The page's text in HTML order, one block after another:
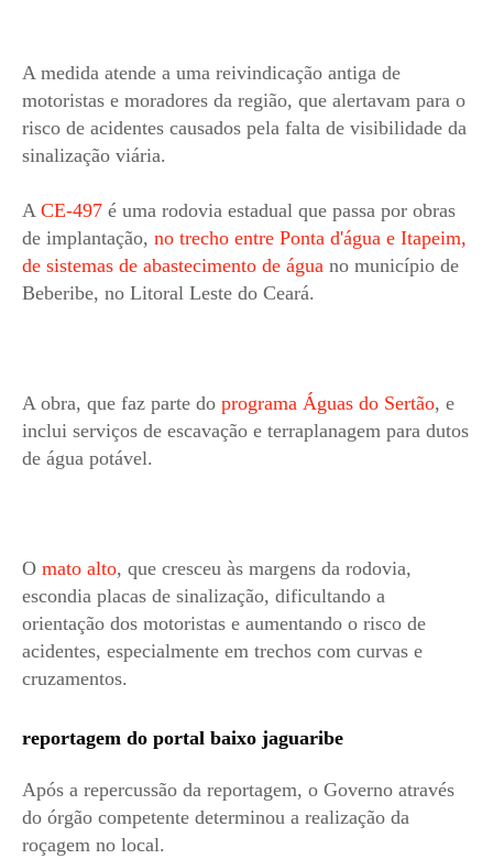
A medida atende a uma reivindicação antiga de
motoristas e moradores da região, que alertavam para o
risco de acidentes causados pela falta de visibilidade da
sinalização viária.
A CE-497 é uma rodovia estadual que passa por obras
de implantação, no trecho entre Ponta d'água e Itapeim,
de sistemas de abastecimento de água no município de
Beberibe, no Litoral Leste do Ceará.
A obra, que faz parte do programa Águas do Sertão, e
inclui serviços de escavação e terraplanagem para dutos
de água potável.
O mato alto, que cresceu às margens da rodovia,
escondia placas de sinalização, dificultando a
orientação dos motoristas e aumentando o risco de
acidentes, especialmente em trechos com curvas e
cruzamentos.
reportagem do portal baixo jaguaribe
Após a repercussão da reportagem, o Governo através
do órgão competente determinou a realização da
roçagem no local.